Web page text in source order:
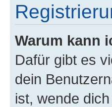
Warum kann
Dafür gibt es
dein
ist, wende